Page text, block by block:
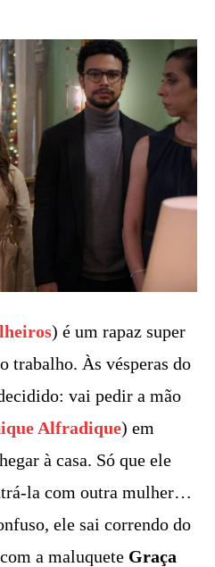
) é um rapaz super
trabalho. Às vésperas do
vai pedir a mão
Alfradique) em
à casa. Só que ele
la com outra mulher…
ele sai correndo do
a maluquete Graça